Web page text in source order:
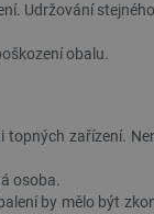
Udržování
obalu.
zařízení.
osoba.
by mělo být